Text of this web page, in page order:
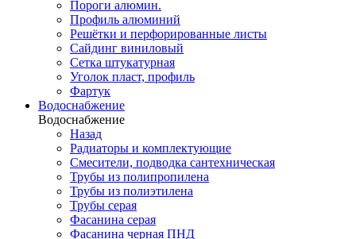
Пороги алюмин.
Профиль алюминий
Решётки и перфорированные листы
Сайдинг виниловый
Сетка штукатурная
Уголок пласт, профиль
Фартук
Водоснабжение
Водоснабжение
Назад
Радиаторы и комплектующие
Смесители, подводка сантехническая
Трубы из полипропилена
Трубы из полиэтилена
Трубы серая
Фасанина серая
Фасанина черная ПНД